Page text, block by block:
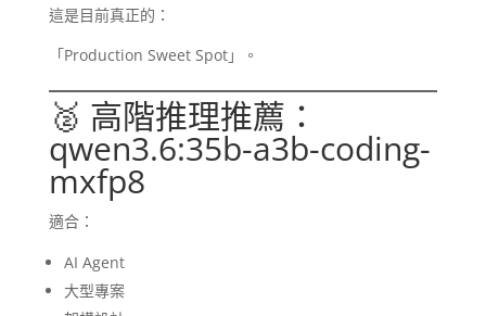
這是目前真正的：
「Production Sweet Spot」。
🥈 高階推理推薦：
qwen3.6:35b-a3b-coding-
mxfp8
適合：
AI Agent
大型專案